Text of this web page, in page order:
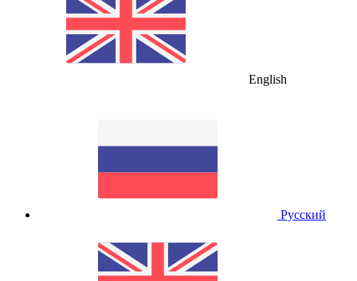
English
Русский